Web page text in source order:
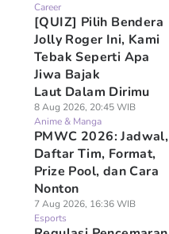
Career
[QUIZ] Pilih Bendera
Jolly Roger Ini, Kami
Tebak Seperti Apa
Jiwa Bajak
Laut Dalam Dirimu
8 Aug 2026, 20:45 WIB
Anime & Manga
PMWC 2026: Jadwal,
Daftar Tim, Format,
Prize Pool, dan Cara
Nonton
7 Aug 2026, 16:36 WIB
Esports